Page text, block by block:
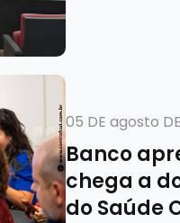
05 DE agosto
Banco
chega a
do Saúde